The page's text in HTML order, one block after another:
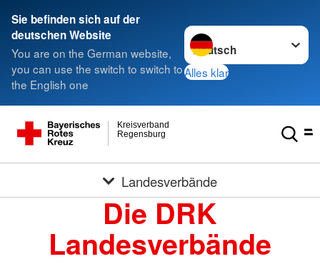
Sie befinden sich auf der
deutschen Website
You are on the German website,
you can use the switch to switch to
the English one
Sprache wechseln zu
Alles klar
Regensburg
Kreisverband
Landesverbände
Die DRK
Landesverbände